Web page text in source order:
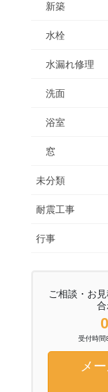
新築
水栓
水漏れ修理
洗面
浴室
窓
未分類
耐震工事
行事
ご相談・お
合
受付時
メ